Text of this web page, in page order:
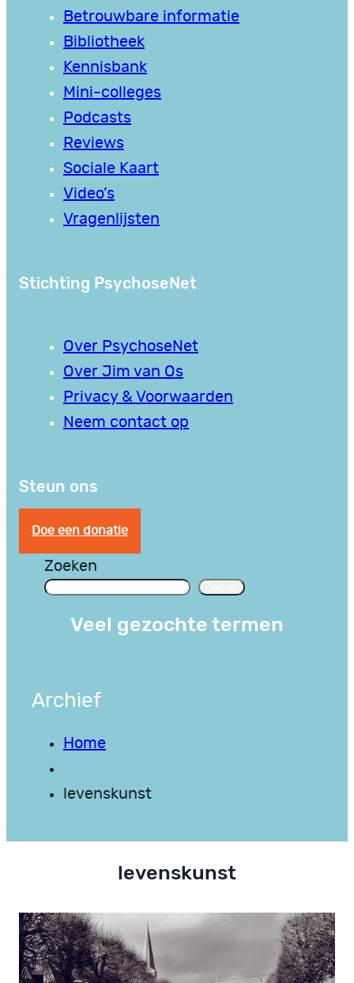
Betrouwbare informatie
Bibliotheek
Kennisbank
Mini-colleges
Podcasts
Reviews
Sociale Kaart
Video’s
Vragenlijsten
Stichting PsychoseNet
Over PsychoseNet
Over Jim van Os
Privacy & Voorwaarden
Neem contact op
Steun ons
Doe een donatie
Zoeken
Veel gezochte termen
Archief
Home
levenskunst
levenskunst